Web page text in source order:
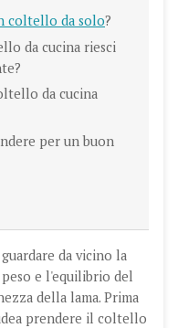
coltello da solo?
da cucina riesci
da cucina
per un buon
da vicino la
e l'equilibrio del
della lama. Prima
prendere il coltello